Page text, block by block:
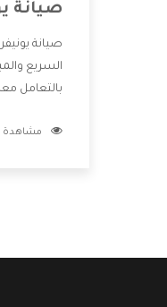
صيانة
صيانة
السريع
بالتعامل
للعميل وان
مشاهدة